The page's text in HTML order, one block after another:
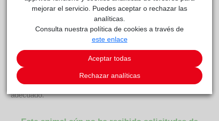
Parla.
COMENTARIOS
Curiosidades
Obama es un bodeguero nacido en diciembre de 2021. Un
perro con muchísima energía, nervioso, inquieto, pero con un
corazón que solo necesita tiempo, comprensión y un entorno
adecuado.
mejorar el servicio. Puedes aceptar o rechazar las
analíticas.
Consulta nuestra política de cookies a través de
este enlace
Aceptar todas
Rechazar analíticas